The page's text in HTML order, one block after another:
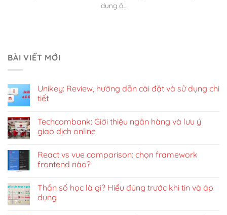
dụng ô...
BÀI VIẾT MỚI
Unikey: Review, hướng dẫn cài đặt và sử dụng chi
tiết
Techcombank: Giới thiệu ngân hàng và lưu ý
giao dịch online
React vs vue comparison: chọn framework
frontend nào?
Thần số học là gì? Hiểu đúng trước khi tin và áp
dụng